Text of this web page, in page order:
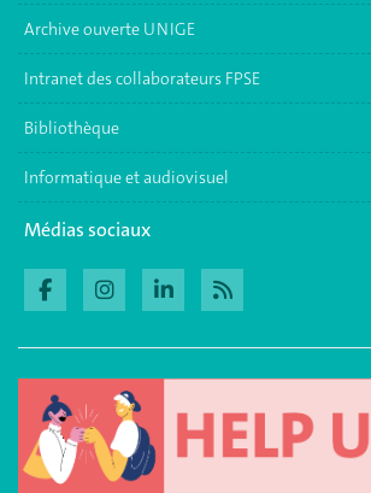
Archive ouverte UNIGE
Intranet des collaborateurs FPSE
Bibliothèque
Informatique et audiovisuel
Médias sociaux